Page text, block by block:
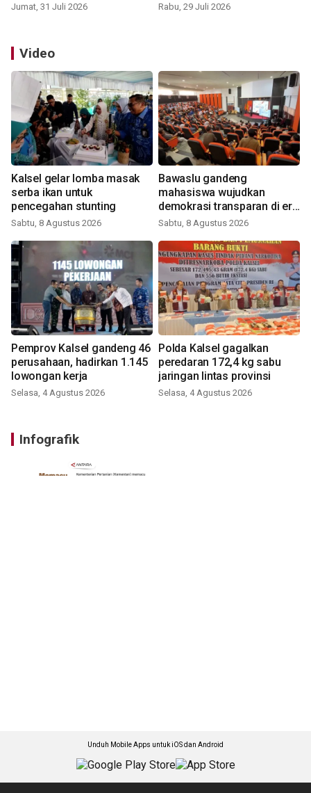
Jumat, 31 Juli 2026 Rabu, 29 Juli 2026
Video
Kalsel gelar lomba masak
serba ikan untuk
pencegahan stunting
Sabtu, 8 Agustus 2026
Bawaslu gandeng
mahasiswa wujudkan
demokrasi transparan di era
digital
Sabtu, 8 Agustus 2026
Pemprov Kalsel gandeng 46
perusahaan, hadirkan 1.145
lowongan kerja
Selasa, 4 Agustus 2026
Polda Kalsel gagalkan
peredaran 172,4 kg sabu
jaringan lintas provinsi
Selasa, 4 Agustus 2026
Infografik
Unduh Mobile Apps untuk iOS dan Android